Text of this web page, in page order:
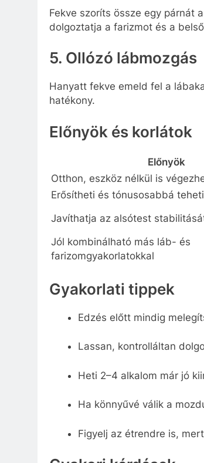
Fekve szoríts össze egy párnát
dolgoztatja a farizmot és a
5. Ollózó lábmozgás
Hanyatt fekve emeld fel a
hatékony.
Előnyök és korlátok
Előnyök
Otthon, eszköz nélkül is
Erősítheti és tónusosabbá
Javíthatja az alsótest
Jól kombinálható más láb- és
farizomgyakorlatokkal
Gyakorlati tippek
Edzés előtt mindig
Lassan, kontrolláltan
Heti 2–4 alkalom már jó
Ha könnyűvé válik a
Figyelj az étrendre is,